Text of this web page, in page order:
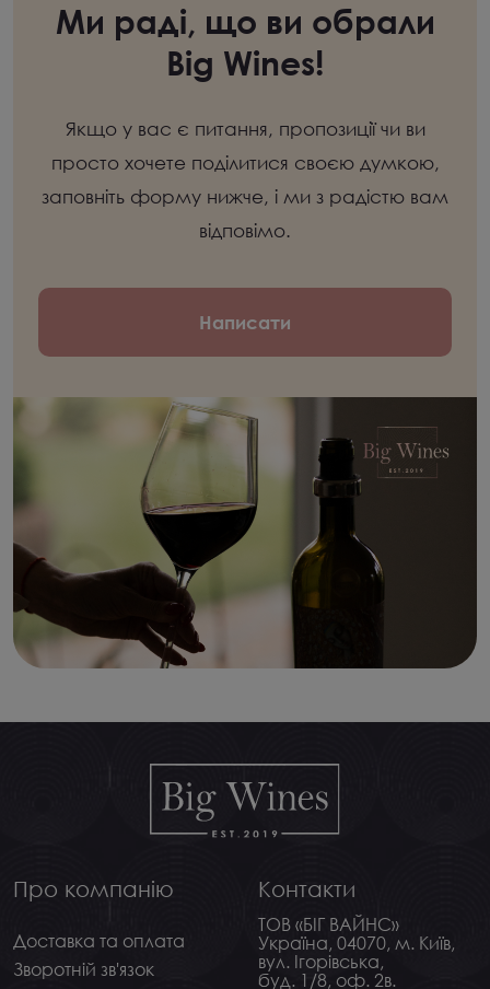
Ми раді, що ви обрали
Big Wines!
Якщо у вас є питання, пропозиції чи ви
просто хочете поділитися своєю думкою,
заповніть форму нижче, і ми з радістю вам
відповімо.
Написати
Про компанію
Доставка та оплата
Зворотній зв'язок
Контакти
ТОВ «БІГ ВАЙНС»
Україна, 04070, м. Київ,
вул. Ігорівська,
буд. 1/8, оф. 2в.